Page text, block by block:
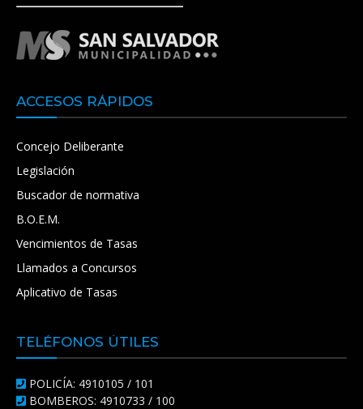
ACCESOS RÁPIDOS
Concejo Deliberante
Legislación
Buscador de normativa
B.O.E.M.
Vencimientos de Tasas
Llamados a Concursos
Aplicativo de Tasas
TELÉFONOS ÚTILES
POLICÍA: 4910105 / 101
BOMBEROS: 4910733 / 100